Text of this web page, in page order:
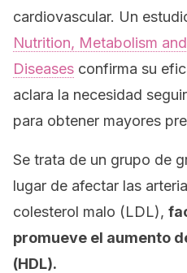
cardiovascular. Un
Nutrition, Metabolism
Diseases confirma su
aclara la necesidad
para obtener mayores
Se trata de un grupo de
lugar de afectar las
colesterol malo (LDL),
promueve el aumento
(HDL).